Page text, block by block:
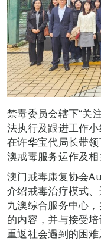
禁毒委员会辖下“关
法执行及跟进工作
在许华宝代局长带
澳戒毒服务运作及相
澳门戒毒康复协会
介绍戒毒治疗模式
九澳综合服务中心
的内容，并与接受
重返社会遇到的困难